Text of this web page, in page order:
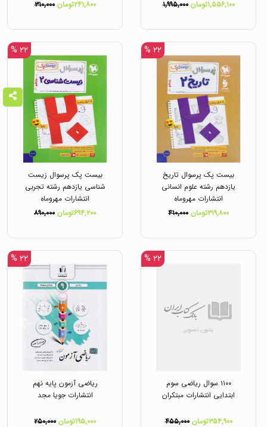
۱,۵۵۶,۱۰۰تومان ۱,۹۹۵,۰۰۰
۲۴۱,۸۰۰تومان
۳۱۰,۰۰۰
۲۲ %
بیست پک پرسوال تاریخ
یازدهم رشته علوم انسانی
انتشارات مهروماه
۳۱۹,۸۰۰تومان
۴۱۰,۰۰۰
۲۲ %
بیست پک پرسوال زیست
شناسی یازدهم رشته تجربی
انتشارات مهروماه
۶۹۴,۲۰۰تومان
۸۹۰,۰۰۰
۲۲ %
۱۱۰۰ سوال ریاضی سوم
ابتدایی انتشارات مبتکران
۳۵۴,۹۰۰تومان ۴۵۵,۰۰۰
۲۲ %
ریاضی آزمون پایه نهم
انتشارات جویا مجد
۱۹۵,۰۰۰تومان ۲۵۰,۰۰۰